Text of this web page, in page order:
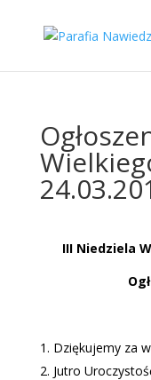
III Niedziela
Dziękujemy za
Jutro